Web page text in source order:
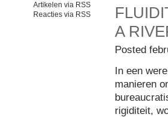
Artikelen via RSS
Reacties via RSS
A
Posted
In een
manieren
rigiditeit,